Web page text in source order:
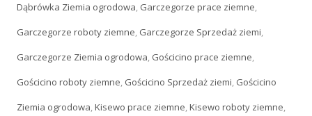
Dąbrówka Ziemia ogrodowa, Garczegorze prace ziemne,
Garczegorze roboty ziemne, Garczegorze Sprzedaż ziemi,
Garczegorze Ziemia ogrodowa, Gościcino prace ziemne,
Gościcino roboty ziemne, Gościcino Sprzedaż ziemi, Gościcino
Ziemia ogrodowa,Kisewo prace ziemne,Kisewo roboty ziemne,